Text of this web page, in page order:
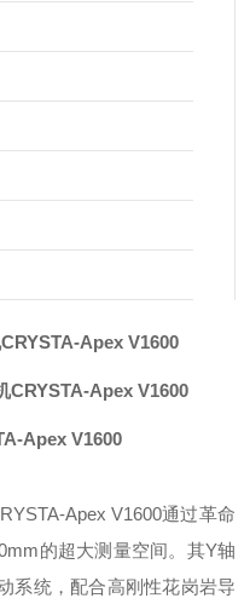
Apex V1600
Apex V1600
Apex V1600通过革命
的超大测量空间。其Y轴
系统，配合高刚性花岗岩导